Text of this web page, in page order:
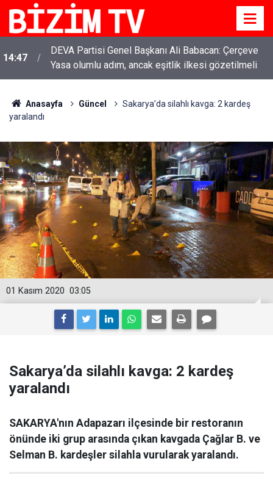
14:47
DEVA Partisi Genel Başkanı Ali Babacan: Çerçeve
Yasa olumlu adım, ancak eşitlik ilkesi gözetilmeli
11:51
YENİ Parti Genel Başkanı Özgür Özel: “Şehit
ailelerinin, gazilerin yanına varamayacağımız,
Anasayfa Güncel
Sakarya’da silahlı kavga: 2 kardeş
yaralandı
03:05
01 Kasım 2020
Sakarya’da silahlı kavga: 2 kardeş
yaralandı
SAKARYA'nın Adapazarı ilçesinde bir restoranın
önünde iki grup arasında çıkan kavgada Çağlar B. ve
Selman B. kardeşler silahla vurularak yaralandı.